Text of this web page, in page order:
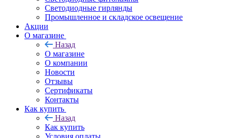
Светодиодные гирлянды
Промышленное и складское освещение
Акции
О магазине
Назад
О магазине
О компании
Новости
Отзывы
Сертификаты
Контакты
Как купить
Назад
Как купить
Условия оплаты